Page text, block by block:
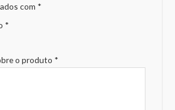
com *
*
o produto *